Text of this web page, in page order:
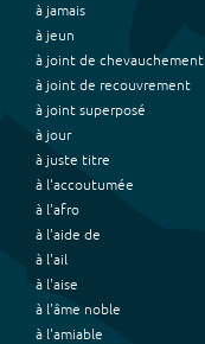
à jamais
à jeun
à joint de chevauchement
à joint de recouvrement
à joint superposé
à jour
à juste titre
à l'accoutumée
à l'afro
à l'aide de
à l'ail
à l'aise
à l'âme noble
à l'amiable